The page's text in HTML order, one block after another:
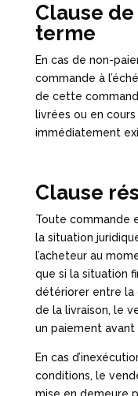
Clause
terme
En cas de non-
commande à
de cette
livrées ou en
immédiatement
Clause
Toute commande
la situation
l’acheteur au
que si la situation
détériorer entre la
de la livraison, le
un paiement avant
En cas
conditions, le